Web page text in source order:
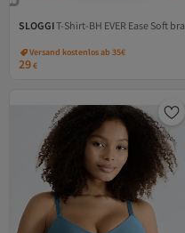
SLOGGIT-Shirt-BH EVER Ease Soft bra
Versand kostenlos ab 35€
29€